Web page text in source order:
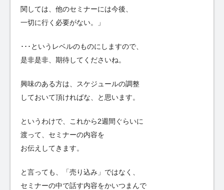
関しては、他のセミナーには今後、
一切に行く必要がない。」
･･･というレベルのものにしますので、
是非是非、期待してくださいね。
興味のある方は、スケジュールの調整
しておいて頂ければな、と思います。
というわけで、これから2週間ぐらいに
渡って、セミナーの内容を
お伝えしてきます。
と言っても、「売り込み」ではなく、
セミナーの中で話す内容をかいつまんで